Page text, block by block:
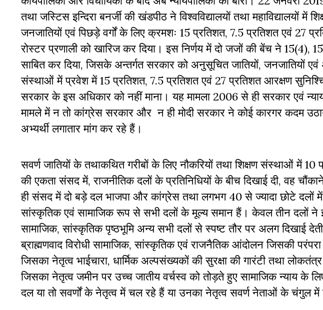
तथा जस्टिस इन्दिरा बनर्जी की खंडपीठ ने विश्वविद्यालयों तथा महाविद्यालयों में
जनजातियों एवं पिछड़े वर्गों के लिए क्रमशः 15प्रतिशत, 7.5प्रतिशत एवं 27
रोस्टर प्रणाली को खारिज कर दिया। इस निर्णय में दो जजों की बेंच ने 15(4),
साबित कर दिया,जिसके अन्तर्गत सरकार को अनुसूचित जातियों,जनजातियों एवं
संस्थाओं में प्रवेश में15प्रतिशत, 7.5प्रतिशत एवं 27प्रतिशत आरक्षण
सरकार के इस अधिकार को नहीं माना। यह मामला2006से ही सरकार एवं
मामले में न तो कांग्रेस सरकार और न ही मोदी सरकार ने कोई कारगर कदम
अभ्यर्थी लगातार मांग कर रहे हैं।
सवर्ण जातियों के तथाकथित गरीबों के लिए नौकरियों तथा शिक्षण संस्थाओं में10
की एकता संसद में,राजनीतिक दलों के प्रतिनिधियों के बीच दिखाई दी,वह
ही संसद में दो बड़े दल भाजपा और कांग्रेस तथा लगभग40से ज्यादा छोटे दलों में
सांस्कृतिक एवं सामाजिक रूप से सभी दलों के मूल्य समान हैं। केवल तीन दलों ने
सामाजिक,सांस्कृतिक पृष्ठभूमि अन्य सभी दलों से स्पष्ट तौर पर अलग दिखाई देती
ब्राह्मणवाद विरोधी सामाजिक,सांस्कृतिक एवं राजनैतिक आंदोलन जिसकी परंपरा
जिसका नेतृत्व भाईचारा, धार्मिक अल्पसंख्यकों की सुरक्षा की गारंटी तथा लोकतंत्र
जिसका नेतृत्व जमीन पर उच्च जातीय वर्चस्व को तोड़ते हुए सामाजिक न्याय के
दल या तो सवर्णों के नेतृत्व में चल रहे हैं या उनका नेतृत्व सवर्ण नेताओं के चंगुल में